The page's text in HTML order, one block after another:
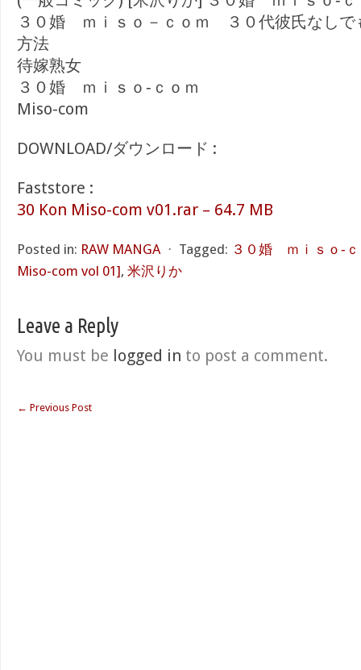
３０婚 ｍｉｓｏ－ｃｏｍ ３０代彼氏なしで
方法
待嫁熟女
３０婚 ｍｉｓｏ‐ｃｏｍ
Miso-com
DOWNLOAD/ダウンロード :
Faststore :
30 Kon Miso-com v01.rar – 64.7 MB
Posted in: RAW MANGA ⋅ Tagged: ３０婚 ｍｉｓｏ‐ｃ
Miso-com vol 01], 米沢りか
Leave a Reply
You must be logged in to post a comment.
← Previous Post